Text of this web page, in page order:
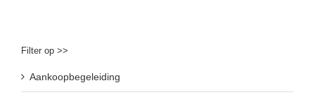
Filter op >>
Aankoopbegeleiding